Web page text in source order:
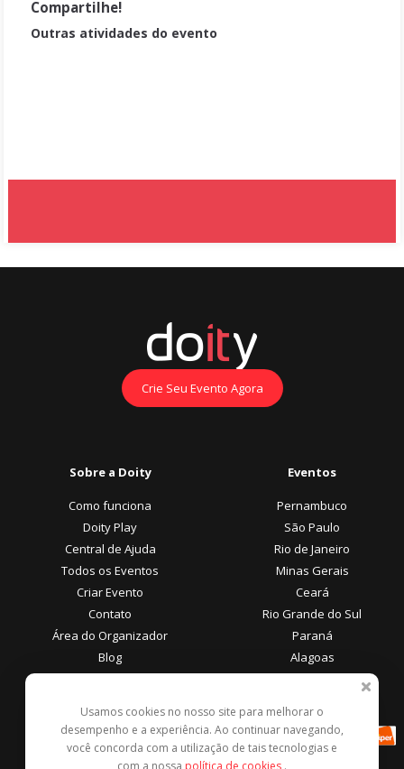
Compartilhe!
Outras atividades do evento
Crie Seu Evento Agora
Sobre a Doity
Como funciona
Doity Play
Central de Ajuda
Todos os Eventos
Criar Evento
Contato
Área do Organizador
Blog
Eventos
Pernambuco
São Paulo
Rio de Janeiro
Minas Gerais
Ceará
Rio Grande do Sul
Paraná
Alagoas
Área do Participante
Central de Ajuda
Denunciar este evento
Formas de Pagamento
Usamos cookies no nosso site para melhorar o
desempenho e a experiência. Ao continuar navegando,
você concorda com a utilização de tais tecnologias e
com a nossa política de cookies .